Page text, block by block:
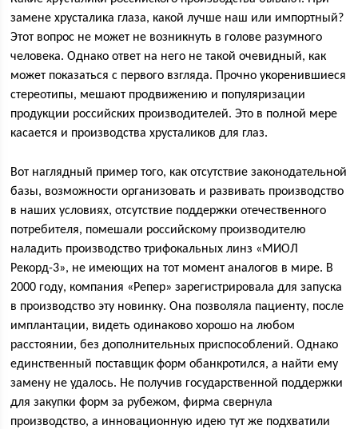
замене хрусталика глаза, какой лучше наш или импортный?
Этот вопрос не может не возникнуть в голове разумного
человека. Однако ответ на него не такой очевидный, как
может показаться с первого взгляда. Прочно укоренившиеся
стереотипы, мешают продвижению и популяризации
продукции российских производителей. Это в полной мере
касается и производства хрусталиков для глаз.
Вот наглядный пример того, как отсутствие законодательной
базы, возможности организовать и развивать производство
в наших условиях, отсутствие поддержки отечественного
потребителя, помешали российскому производителю
наладить производство трифокальных линз «МИОЛ
Рекорд-3», не имеющих на тот момент аналогов в мире. В
2000 году, компания «Репер» зарегистрировала для запуска
в производство эту новинку. Она позволяла пациенту, после
имплантации, видеть одинаково хорошо на любом
расстоянии, без дополнительных приспособлений. Однако
единственный поставщик форм обанкротился, а найти ему
замену не удалось. Не получив государственной поддержки
для закупки форм за рубежом, фирма свернула
производство, а инновационную идею тут же подхватили